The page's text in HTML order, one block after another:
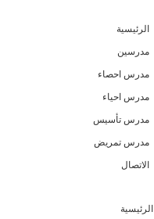
الرئيسية
مدرسين
مدرس احصاء
مدرس احياء
مدرس تأسيس
مدرس تمريض
الاتصال
الرئيسية